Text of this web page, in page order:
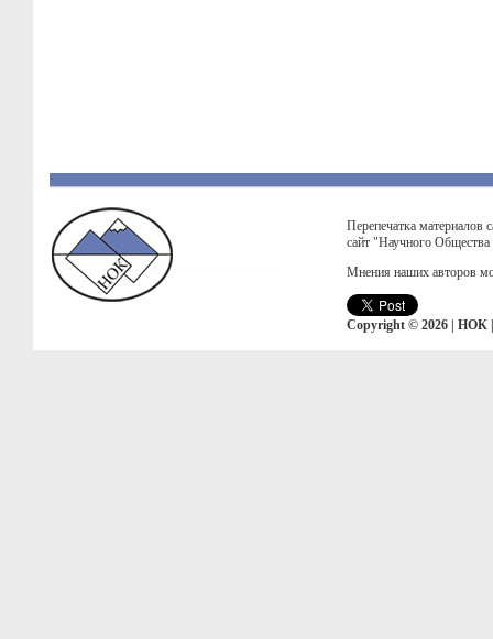
Перепечатка материалов
сайт "Научного
Мнения наших авторов
Copyright © 2026 | НОК